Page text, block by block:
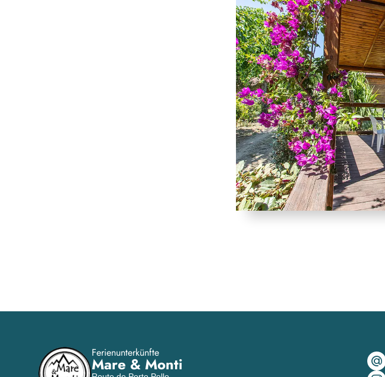
Ferienunterkünfte
Mare & Monti